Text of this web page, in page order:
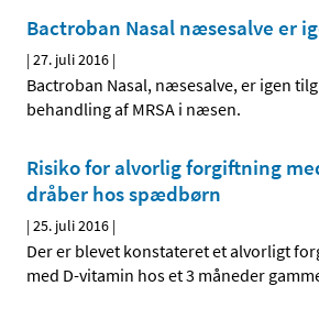
Bactroban Nasal næsesalve er
|27. juli 2016 |
Bactroban Nasal, næsesalve, er igen
behandling af MRSA i næsen.
Risiko for alvorlig forgiftning
dråber hos spædbørn
|25. juli 2016 |
Der er blevet konstateret et alvorligt
med D-vitamin hos et 3 måneder